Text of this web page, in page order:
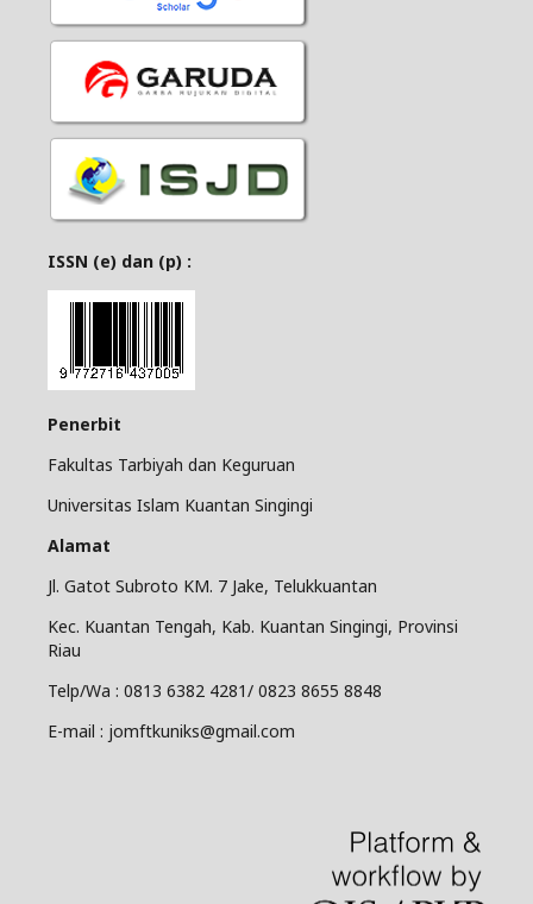
ISSN (e) dan (p) :
Penerbit
Fakultas Tarbiyah dan Keguruan
Universitas Islam Kuantan Singingi
Alamat
Jl. Gatot Subroto KM. 7 Jake, Telukkuantan
Kec. Kuantan Tengah, Kab. Kuantan Singingi, Provinsi
Riau
Telp/Wa : 0813 6382 4281/ 0823 8655 8848
E-mail : jomftkuniks@gmail.com